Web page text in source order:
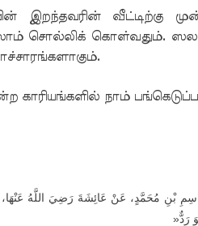
இறந்தவரின் வீட்டிற்கு
சொல்லிக் கொள்வதும்.
நாம்
بْنِ مُحَمَّدٍ، عَنْ عَائِشَةَ رَضِيَ اللَّهُ
رَدٌّ»